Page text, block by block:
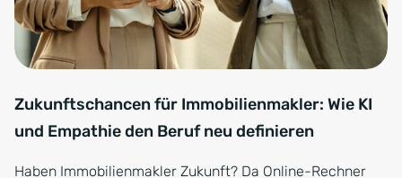
Zukunftschancen für Immobilienmakler: Wie KI
und Empathie den Beruf neu definieren
Haben Immobilienmakler Zukunft? Da Online-Rechner